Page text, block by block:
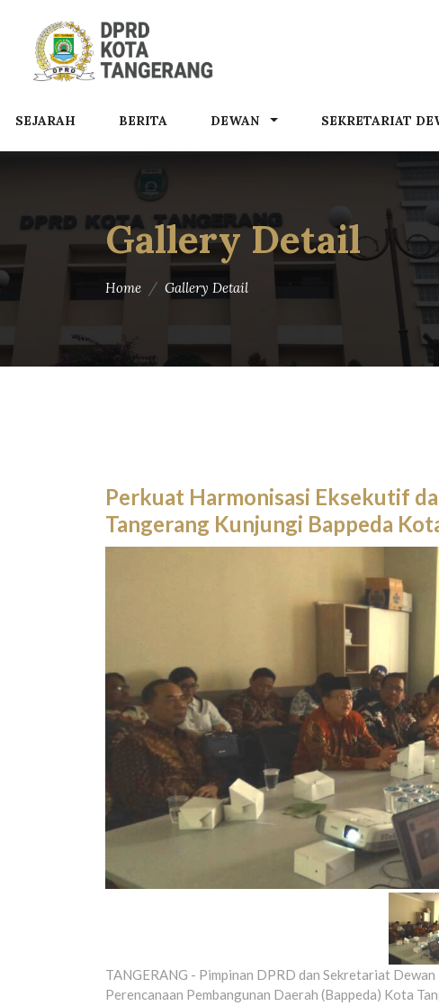
SEJARAH BERITA DEWAN SEKRETARIAT
Gallery Detail
Home Gallery Detail
Perkuat Harmonisasi Eksekutif
Tangerang Kunjungi Bappeda
TANGERANG - Pimpinan DPRD dan Sekretariat
Perencanaan Pembangunan Daerah (Bappeda) Kota